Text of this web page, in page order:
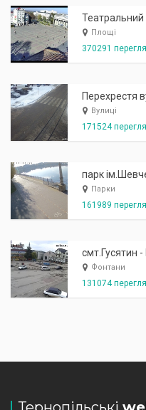
Площі
370291
Перехрестя
Вулиці
171524
Парки
161989
Фонтани
131074